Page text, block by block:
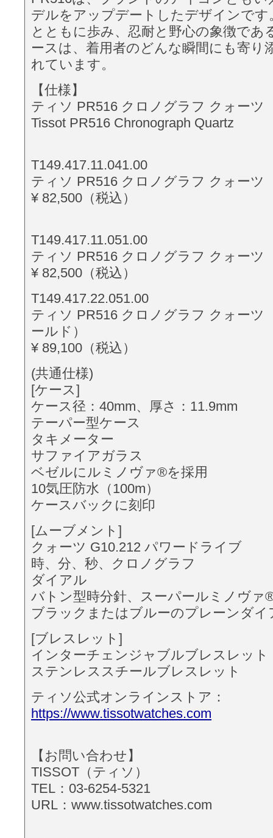
デルをアップデートしたデザインです
とともに歩み、忍耐と野心の象徴であ
ースは、着用者のどんな瞬間にも寄り
れています。
【仕様】
ティソ PR516 クロノグラフ クォーツ
Tissot PR516 Chronograph Quartz
T149.417.11.041.00
ティソ PR516 クロノグラフ クォーツ
¥ 82,500（税込）
T149.417.11.051.00
ティソ PR516 クロノグラフ クォーツ
¥ 82,500（税込）
T149.417.22.051.00
ティソ PR516 クロノグラフ クォーツ
ールド）
¥ 89,100（税込）
(共通仕様)
[ケース]
ケース径：40mm、厚さ：11.9mm
テーパー型ケース
タキメーター
サファイアガラス
ベゼルにルミノヴァ®を採用
10気圧防水（100m）
ケースバックに刻印
[ムーブメント]
クォーツ G10.212 パワードライブ
時、分、秒、クロノグラフ
ダイアル
バトン型時分針、スーパールミノヴァ
ブラックまたはブルーのプレーンダイ
[ブレスレット]
インターチェンジャブルブレスレット
ステンレススチールブレスレット
ティソ公式オンラインストア：
https://www.tissotwatches.com
【お問い合わせ】
TISSOT（ティソ）
TEL：03-6254-5321
URL：www.tissotwatches.com